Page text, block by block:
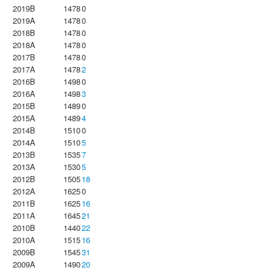
2019B
14780
2019A
14780
2018B
14780
2018A
14780
2017B
14780
2017A
14782
2016B
14980
2016A
14983
2015B
14890
2015A
14894
2014B
15100
2014A
15105
2013B
15357
2013A
15305
2012B
150518
2012A
16250
2011B
162516
2011A
164521
2010B
144022
2010A
151516
2009B
154531
2009A
149020